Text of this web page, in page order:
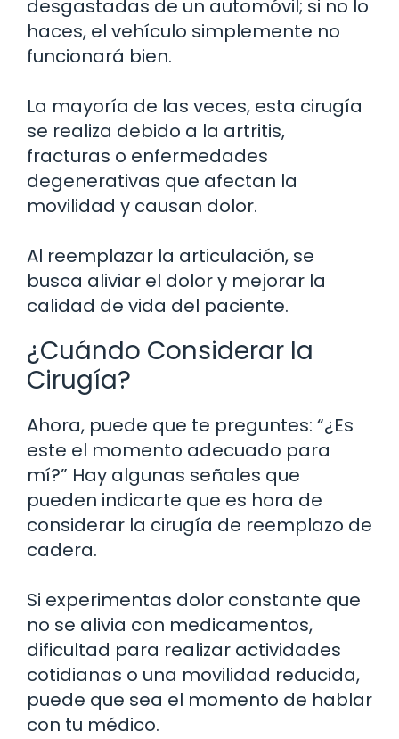
desgastadas de un automóvil; si no lo
haces, el vehículo simplemente no
funcionará bien.
La mayoría de las veces, esta cirugía
se realiza debido a la artritis,
fracturas o enfermedades
degenerativas que afectan la
movilidad y causan dolor.
Al reemplazar la articulación, se
busca aliviar el dolor y mejorar la
calidad de vida del paciente.
¿Cuándo Considerar la
Cirugía?
Ahora, puede que te preguntes: “¿Es
este el momento adecuado para
mí?” Hay algunas señales que
pueden indicarte que es hora de
considerar la cirugía de reemplazo de
cadera.
Si experimentas dolor constante que
no se alivia con medicamentos,
dificultad para realizar actividades
cotidianas o una movilidad reducida,
puede que sea el momento de hablar
con tu médico.